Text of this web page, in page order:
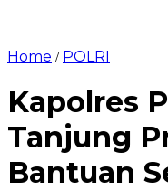
Home / POLRI
Kapolres
Tanjung
Bantuan